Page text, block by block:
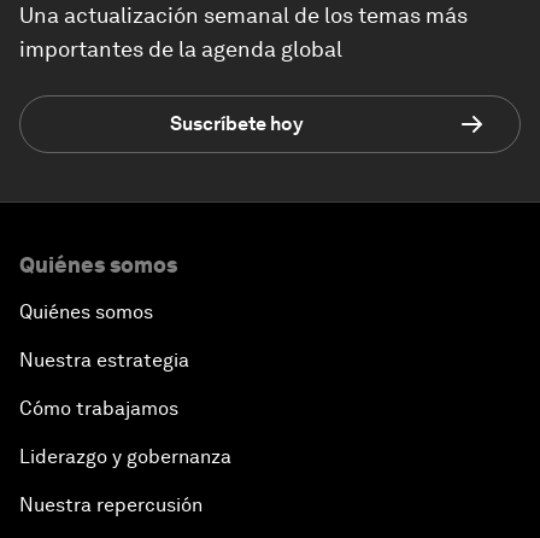
Una actualización semanal de los temas más
importantes de la agenda global
Suscríbete hoy
Quiénes somos
Quiénes somos
Nuestra estrategia
Cómo trabajamos
Liderazgo y gobernanza
Nuestra repercusión